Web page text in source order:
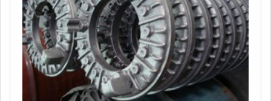
de peças acabadas, por turno de trabalho. Esses fatores,
somados a uma equipe com colaboradores proativos e
trabalhadores de alta qualidade, garantem a melhor
experiência para os clientes com qualidade. Saiba mais
detalhes solicitando um orçamento sem compromisso!
energia em produzir uma estrutura aos clientes com:
Tecnologia de ponta; Escritório de alta qualidade onde
são realizadas as atividades; Parque de máquinas. Tudo
para se certificar que se tenha fundição de ferro SP com
assertividade. Sem perder o foco em fundição de ferro
SP, deve-se ter a exatidão em orçar com empresas que